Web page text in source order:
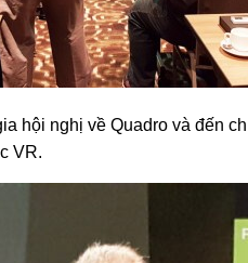
hội nghị về Quadro và đến
VR.